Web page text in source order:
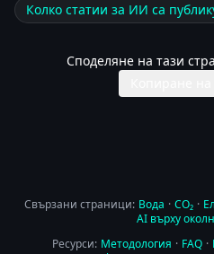
Колко статии за ИИ са
Споделяне на тази
Свързани страници: Вода · CO₂ ·
AI върху
Ресурси: Методология · FAQ ·